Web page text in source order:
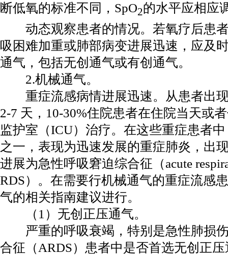
断低氧的标准不同，SpO2的水平应相应
动态观察患者的情况。若氧疗后患者
吸困难加重或肺部病变进展迅速，应及
通气，包括无创通气或有创通气。
2.机械通气。
重症流感病情进展迅速。从患者出现
2-7 天，10-30%住院患者在住院当天或
监护室（ICU）治疗。在这些重症患者
之一，表现为迅速发展的重症肺炎，出
进展为急性呼吸窘迫综合征（acute
RDS）。在需要行机械通气的重症流感
气的相关指南建议进行。
（1）无创正压通气。
严重的呼吸衰竭，特别是急性肺损
合征（ARDS）患者中是否首选无创正压